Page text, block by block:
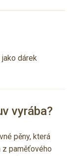
dárek
vyrába?
pěny, která
z paměťového